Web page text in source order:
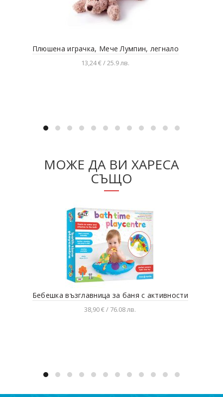
Плюшена играчка, Мече Лумпин, легнало
13,24 € / 25.9 лв.
МОЖЕ ДА ВИ ХАРЕСА
СЪЩО
Бебешка възглавница за баня с активности
38,90 € / 76.08 лв.